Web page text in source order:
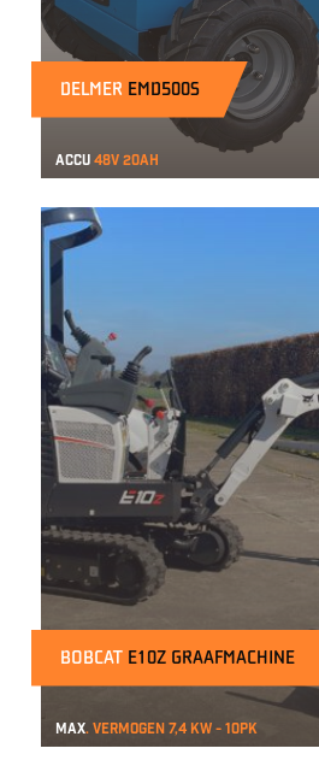
DELMER EMD500S
Accu48v 20ah
BOBCATE10Z GRAAFMACHINE
Max. vermogen 7,4 kW - 10pk